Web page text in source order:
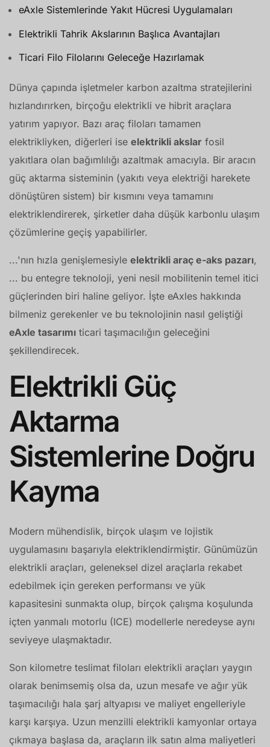
eAxle Sistemlerinde Yakıt Hücresi Uygulamaları
Elektrikli Tahrik Akslarının Başlıca Avantajları
Ticari Filo Filolarını Geleceğe Hazırlamak
Dünya çapında işletmeler karbon azaltma stratejilerini
hızlandırırken, birçoğu elektrikli ve hibrit araçlara
yatırım yapıyor. Bazı araç filoları tamamen
elektrikliyken, diğerleri ise elektrikli akslar fosil
yakıtlara olan bağımlılığı azaltmak amacıyla. Bir aracın
güç aktarma sisteminin (yakıtı veya elektriği harekete
dönüştüren sistem) bir kısmını veya tamamını
elektriklendirerek, şirketler daha düşük karbonlu ulaşım
çözümlerine geçiş yapabilirler.
...'nın hızla genişlemesiyle elektrikli araç e-aks pazarı,
... bu entegre teknoloji, yeni nesil mobilitenin temel itici
güçlerinden biri haline geliyor. İşte eAxles hakkında
bilmeniz gerekenler ve bu teknolojinin nasıl geliştiği
eAxle tasarımı ticari taşımacılığın geleceğini
şekillendirecek.
Elektrikli Güç
Aktarma
Sistemlerine Doğru
Kayma
Modern mühendislik, birçok ulaşım ve lojistik
uygulamasını başarıyla elektriklendirmiştir. Günümüzün
elektrikli araçları, geleneksel dizel araçlarla rekabet
edebilmek için gereken performansı ve yük
kapasitesini sunmakta olup, birçok çalışma koşulunda
içten yanmalı motorlu (ICE) modellerle neredeyse aynı
seviyeye ulaşmaktadır.
Son kilometre teslimat filoları elektrikli araçları yaygın
olarak benimsemiş olsa da, uzun mesafe ve ağır yük
taşımacılığı hala şarj altyapısı ve maliyet engelleriyle
karşı karşıya. Uzun menzilli elektrikli kamyonlar ortaya
çıkmaya başlasa da, araçların ilk satın alma maliyetleri